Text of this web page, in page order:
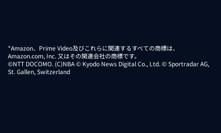
*Amazon、Prime Video及びこれらに関連するすべての商標は、
Amazon.com, Inc. 又はその関連会社の商標です。
©NTT DOCOMO. (C)NBA © Kyodo News Digital Co., Ltd. © Sportradar AG,
St. Gallen, Switzerland